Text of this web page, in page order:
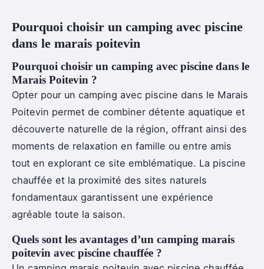
Pourquoi choisir un camping avec piscine
dans le marais poitevin
Pourquoi choisir un camping avec piscine dans le
Marais Poitevin ?
Opter pour un camping avec piscine dans le Marais
Poitevin permet de combiner détente aquatique et
découverte naturelle de la région, offrant ainsi des
moments de relaxation en famille ou entre amis
tout en explorant ce site emblématique. La piscine
chauffée et la proximité des sites naturels
fondamentaux garantissent une expérience
agréable toute la saison.
Quels sont les avantages d’un camping marais
poitevin avec piscine chauffée ?